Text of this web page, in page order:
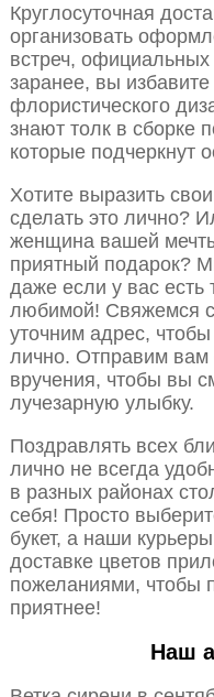
Круглосуточная
организовать
встреч,
заранее, вы
флористического
знают толк в сборке
которые подчеркнут
Хотите выразить
сделать это лично?
женщина вашей
приятный подарок?
даже если у вас
любимой! Свяжемся
уточним адрес,
лично. Отправим вам
вручения, чтобы вы
лучезарную улыбку.
Поздравлять всех
лично не всегда
в разных районах
себя! Просто
букет, а наши
доставке цветов
пожеланиями, чтобы
приятнее!
Наш